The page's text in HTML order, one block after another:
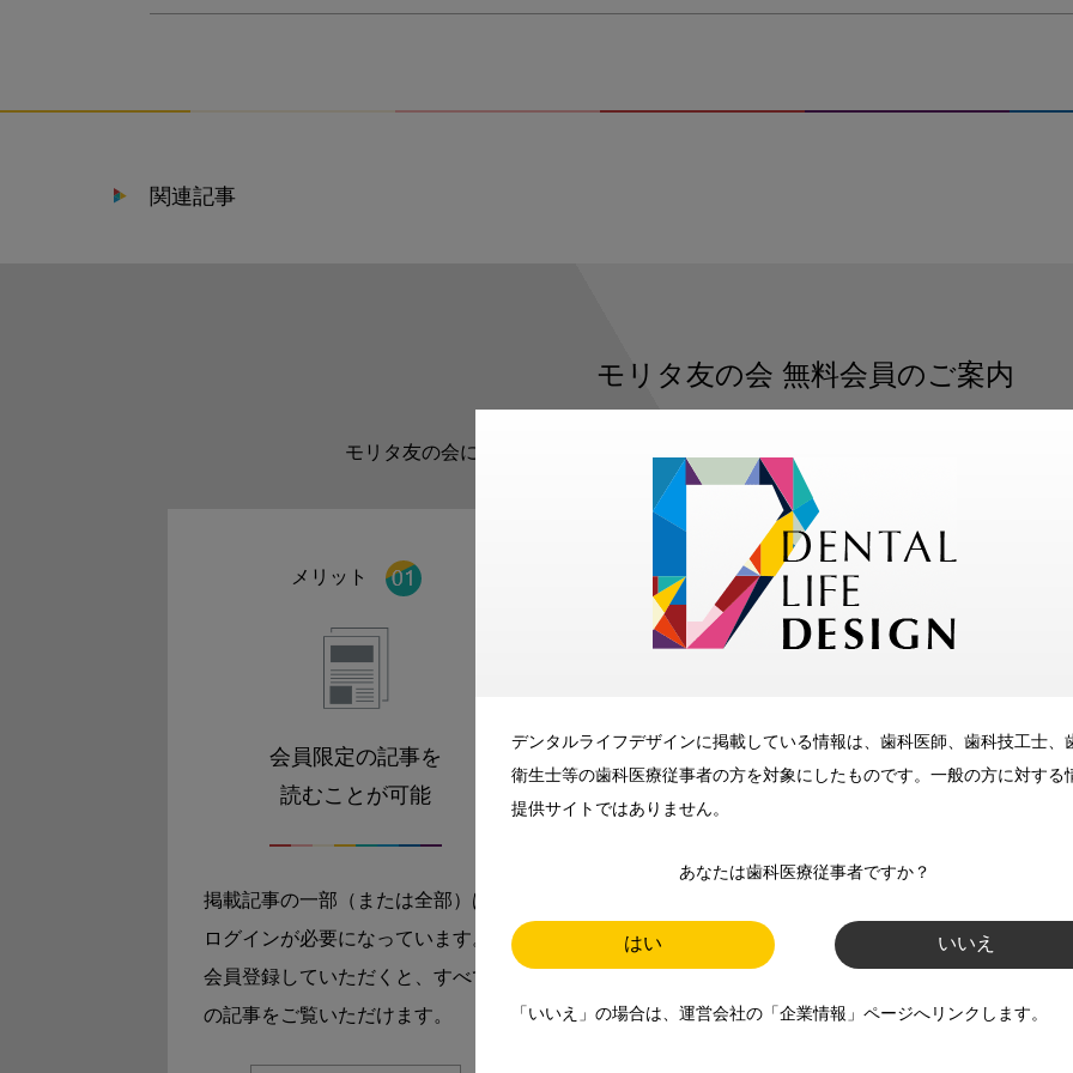
デンタルライフデザインに掲載している情報は、歯科医師、歯科技工士、
衛生士等の歯科医療従事者の方を対象にしたものです。一般の方に対する
提供サイトではありません。
あなたは歯科医療従事者ですか？
はい いいえ
「いいえ」の場合は、運営会社の「企業情報」ページへリンクします。
関連記事
モリタ友の会 無料会員のご案内
モリタ友の会に登録いただくと、デンタルライフデザインをもっと便利にご利用い
メリット
会員限定の記事を
読むことが可能
掲載記事の一部（または全部）は
ログインが必要になっています。
会員登録していただくと、すべて
の記事をご覧いただけます。
メリット
メールマガジンでお届け
師、歯科衛生士、歯科技工士）に
お届けします。